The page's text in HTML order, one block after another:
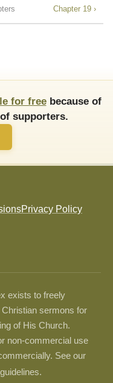
Chapter 19 ›
for freebecause of
supporters.
Privacy Policy
exists to freely
sermons for
of His Church.
non-commercial use
See our